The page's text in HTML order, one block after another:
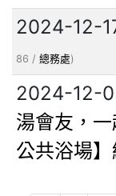
2024-12-
86 / 總務處)
2024-12-
湯會友，
公共浴場